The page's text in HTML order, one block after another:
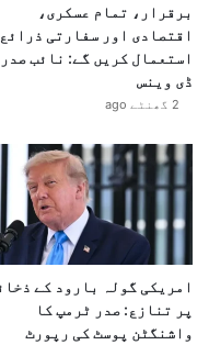
برقرار، تمام عسکری،
اقتصادی اور سفارتی ذرائع
استعمال کریں گے: نائب
ڈی وینس
2 گھنٹے ago
امریکی گولہ بارود کے
پر تنازع: صدر ٹرمپ کا
واشنگٹن پوسٹ کی رپورٹ